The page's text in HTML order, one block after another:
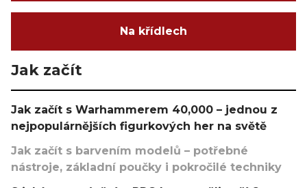
Na křídlech
Jak začít
Jak začít s Warhammerem 40,000 – jednou z
nejpopulárnějších figurkových her na světě
Jak začít s barvením modelů – potřebné
nástroje, základní poučky i pokročilé techniky